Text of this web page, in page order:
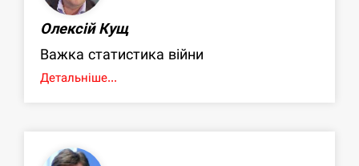
Олексій Кущ
Важка статистика війни
Детальніше...